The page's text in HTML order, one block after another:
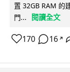
置 32GB RAM 的
門...
閱讀全文
170 16 ↗